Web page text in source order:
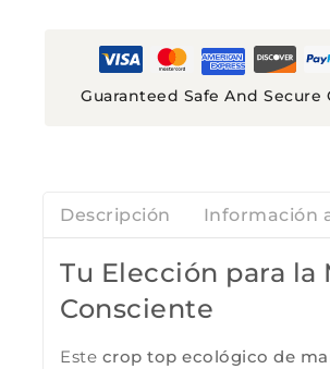
Guaranteed Safe And Secure
Descripción Información
Tu Elección para la
Consciente
Este crop top ecológico de